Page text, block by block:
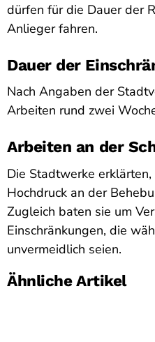
dürfen für die Dauer der
Anlieger fahren.
Dauer der
Nach Angaben der
Arbeiten rund zwei
Arbeiten an der
Die Stadtwerke
Hochdruck an der
Zugleich baten sie um
Einschränkungen, die
unvermeidlich seien.
Ähnliche Artikel